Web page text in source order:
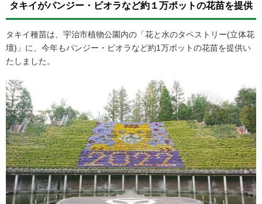
タキイがパンジー・ビオラなど約１万ポットの花苗を提供
タキイ種苗は、宇治市植物公園内の「花と水のタペストリー(立体花
壇)」に、今年もパンジー・ビオラなど約1万ポットの花苗を提供い
たしました。